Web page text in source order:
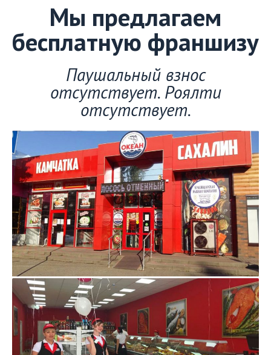
Мы предлагаем
бесплатную франшизу
Паушальный взнос
отсутствует. Роялти
отсутствует.